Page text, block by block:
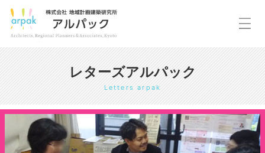
レターズアルパック
Letters arpak